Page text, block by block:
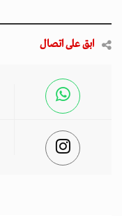
ابق على اتصال